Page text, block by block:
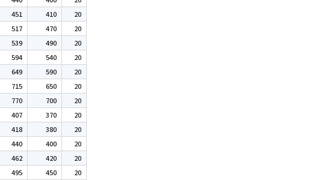
451 410
20
517 470
20
539 490
20
594 540
20
649 590
20
715 650
20
770 700
20
407 370
20
418 380
20
440 400
20
462 420
20
495 450 20